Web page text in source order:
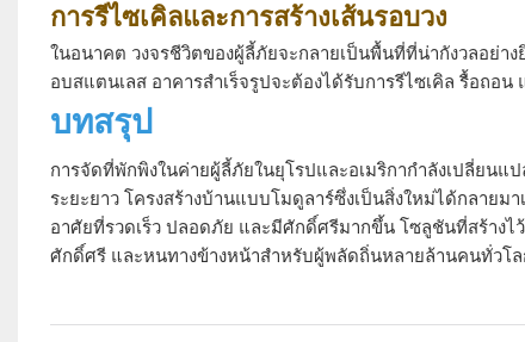
การรีไซเคิลและการสร้างเส้นรอบวง
ในอนาคต วงจรชีวิตของผู้ลี้ภัยจะกลายเป็นพื้นที่ที่น่ากังวลอย่า
อบสแตนเลส อาคารสำเร็จรูปจะต้องได้รับการรีไซเคิล รื้อถอ
บทสรุป
การจัดที่พักพิงในค่ายผู้ลี้ภัยในยุโรปและอเมริกากำลังเปลี่ยนแ
ระยะยาว โครงสร้างบ้านแบบโมดูลาร์ซึ่งเป็นสิ่งใหม่ได้กลาย
อาศัยที่รวดเร็ว ปลอดภัย และมีศักดิ์ศรีมากขึ้น โซลูชันที่สร้างไ
ศักดิ์ศรี และหนทางข้างหน้าสำหรับผู้พลัดถิ่นหลายล้านคนทั่วโ